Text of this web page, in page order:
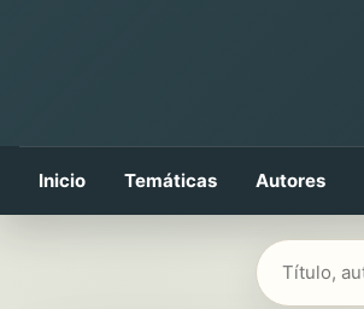
Inicio Temáticas Autores
Buscar libros